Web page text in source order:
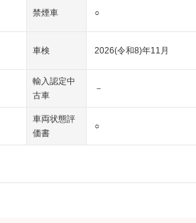
禁煙車 ○
車検 2026(令和8)年11月
輸入認定中
古車
－
車両状態評
価書
○